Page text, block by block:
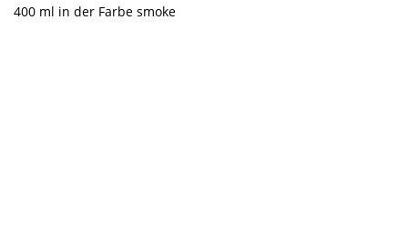
400 ml in der Farbe smoke